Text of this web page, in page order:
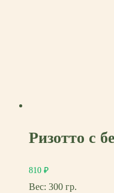
Ризотто с
810 ₽
Вес: 300 гр.